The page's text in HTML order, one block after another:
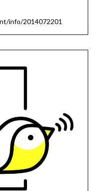
info/2014072201